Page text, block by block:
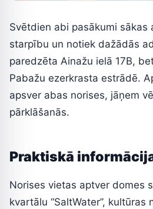
Svētdien abi pasākumi sākas
starpību un notiek dažādās
paredzēta Ainažu ielā 17B,
Pabažu ezerkrasta estrādē.
apsver abas norises, jāņem
pārklāšanās.
Praktiskā
Norises vietas aptver domes
kvartālu “SaltWater”, kultūras